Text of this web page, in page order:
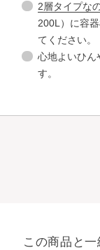
2層タイプな
200L）に容
てください。
心地よいひ
す。
この商品と